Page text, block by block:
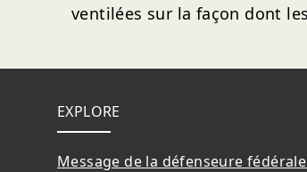
ventilées sur la façon dont
Bas de page
EXPLORE
Message de la défenseure